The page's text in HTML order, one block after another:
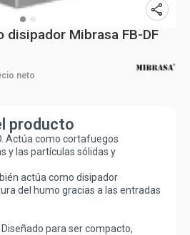
share
Mibrasa FB-DF
neto
producto
Actúa como cortafuegos
y las partículas sólidas y
actúa como disipador
del humo gracias a las entradas
Diseñado para ser compacto,